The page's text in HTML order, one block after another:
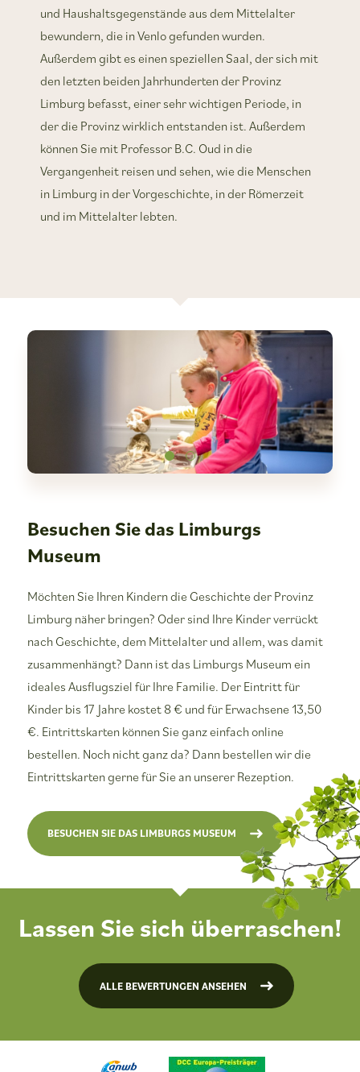
und Haushaltsgegenstände aus dem Mittelalter
bewundern, die in Venlo gefunden wurden.
Außerdem gibt es einen speziellen Saal, der sich mit
den letzten beiden Jahrhunderten der Provinz
Limburg befasst, einer sehr wichtigen Periode, in
der die Provinz wirklich entstanden ist. Außerdem
können Sie mit Professor B.C. Oud in die
Vergangenheit reisen und sehen, wie die Menschen
in Limburg in der Vorgeschichte, in der Römerzeit
und im Mittelalter lebten.
Besuchen Sie das Limburgs
Museum
Möchten Sie Ihren Kindern die Geschichte der Provinz
Limburg näher bringen? Oder sind Ihre Kinder verrückt
nach Geschichte, dem Mittelalter und allem, was damit
zusammenhängt? Dann ist das Limburgs Museum ein
ideales Ausflugsziel für Ihre Familie. Der Eintritt für
Kinder bis 17 Jahre kostet 8 € und für Erwachsene 13,50
€. Eintrittskarten können Sie ganz einfach online
bestellen. Noch nicht ganz da? Dann bestellen wir die
Eintrittskarten gerne für Sie an unserer Rezeption.
BESUCHEN SIE DAS LIMBURGS MUSEUM
Lassen Sie sich überraschen!
ALLE BEWERTUNGEN ANSEHEN